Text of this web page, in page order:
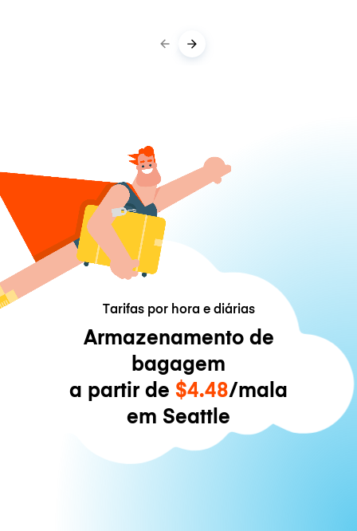
Tarifas por hora e diárias
Armazenamento de
bagagem
a partir de $4.48/mala
em Seattle